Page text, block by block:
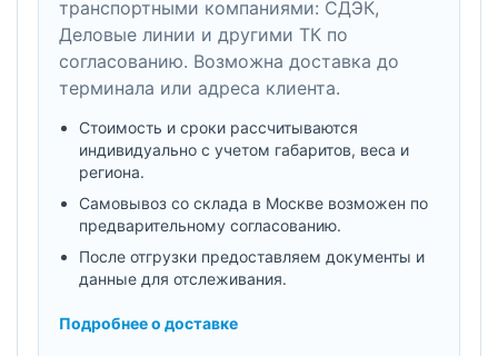
транспортными компаниями: СДЭК,
Деловые линии и другими ТК по
согласованию. Возможна доставка до
терминала или адреса клиента.
Стоимость и сроки рассчитываются
индивидуально с учетом габаритов, веса и
региона.
Самовывоз со склада в Москве возможен по
предварительному согласованию.
После отгрузки предоставляем документы и
данные для отслеживания.
Подробнее о доставке